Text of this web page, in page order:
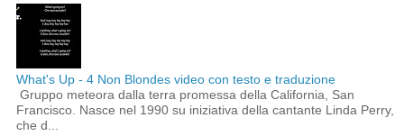
What's Up - 4 Non Blondes video con testo e traduzione
Gruppo meteora dalla terra promessa della California, San
Francisco. Nasce nel 1990 su iniziativa della cantante Linda Perry,
che d...